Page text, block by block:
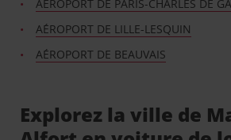
AÉROPORT DE PARIS-CHARLES DE
AÉROPORT DE LILLE-LESQUIN
AÉROPORT DE BEAUVAIS
Explorez la ville de